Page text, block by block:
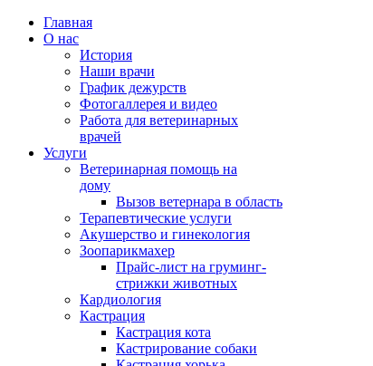
Главная
О нас
История
Наши врачи
График дежурств
Фотогаллерея и видео
Работа для ветеринарных
врачей
Услуги
Ветеринарная помощь на
дому
Вызов ветернара в область
Терапевтические услуги
Акушерство и гинекология
Зоопарикмахер
Прайс-лист на груминг-
стрижки животных
Кардиология
Кастрация
Кастрация кота
Кастрирование собаки